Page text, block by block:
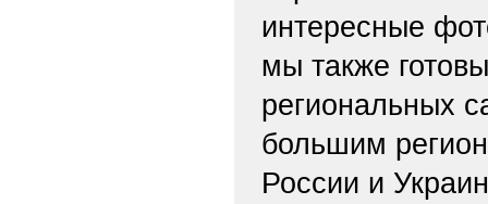
интересные
мы также
региональных
большим
России и